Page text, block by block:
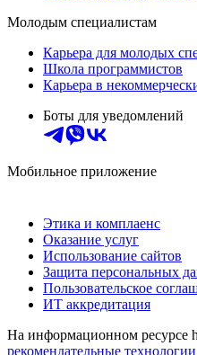
Молодым специалистам
Карьера для молодых
Школа программистов
Карьера в
Боты для уведомлений
Мобильное приложение
Этика и комплаенс
Оказание услуг
Использование сайтов
Защита персональных
Пользовательское
ИТ аккредитация
На информационном ресурсе
рекомендательные технологии